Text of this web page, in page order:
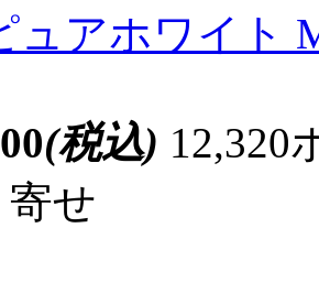
ュアホワイト
(税込) 12,320
せ